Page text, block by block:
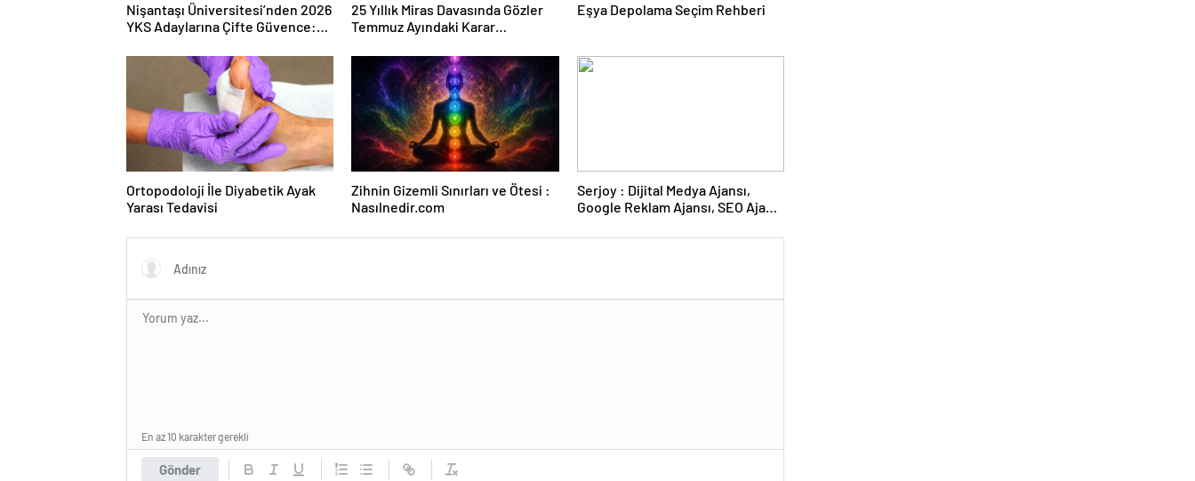
Nişantaşı Üniversitesi’nden 2026
YKS Adaylarına Çifte Güvence:
25 Yıllık Miras Davasında Gözler
Temmuz Ayındaki Karar
Eşya Depolama Seçim Rehberi
Ortopodoloji İle Diyabetik Ayak
Yarası Tedavisi
Zihnin Gizemli Sınırları ve Ötesi :
Nasılnedir.com
Serjoy : Dijital Medya Ajansı,
Google Reklam Ajansı, SEO Ajansı
Gönder
En az 10 karakter gerekli